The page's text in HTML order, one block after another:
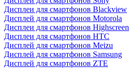
Дисплеи для смартфонов Blackview
Дисплей для смартфонов Motorola
Дисплеи для смартфонов Highscreen
Дисплеи для смартфонов HTC
Дисплей для смартфонов Meizu
Дисплей для смартфонов Samsung
Дисплей для смартфонов ZTE